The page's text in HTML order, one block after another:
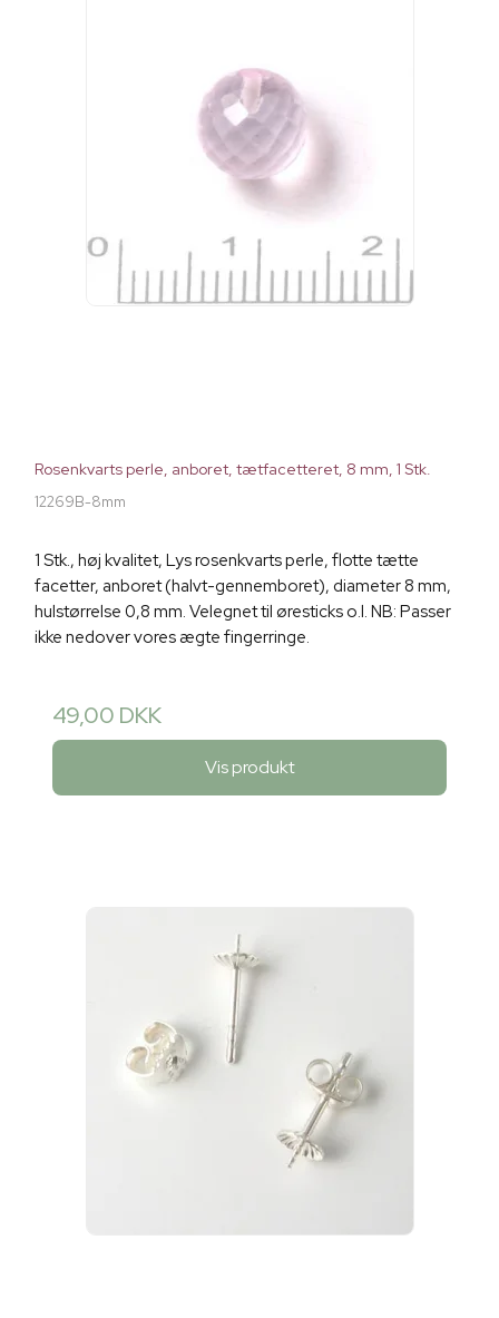
Rosenkvarts perle, anboret, tætfacetteret, 8 mm, 1 Stk.
12269B-8mm
1 Stk., høj kvalitet, Lys rosenkvarts perle, flotte tætte
facetter, anboret (halvt-gennemboret), diameter 8 mm,
hulstørrelse 0,8 mm. Velegnet til øresticks o.l. NB: Passer
ikke nedover vores ægte fingerringe.
49,00 DKK
Vis produkt